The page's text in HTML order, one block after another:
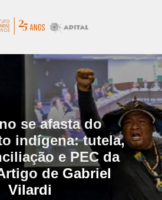
se afasta do
indígena: tutela,
e PEC da
de Gabriel
Vilardi